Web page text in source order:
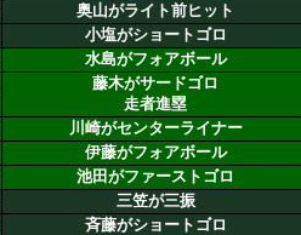
奥山がライト前ヒット
小塩がショートゴロ
水島がフォアボール
藤木がサードゴロ
走者進塁
川崎がセンターライナー
伊藤がフォアボール
池田がファーストゴロ
三笠が三振
斉藤がショートゴロ